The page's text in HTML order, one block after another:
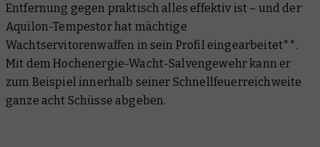
Entfernung gegen praktisch alles effektiv ist – und der
Aquilon-Tempestor hat mächtige
Wachtservitorenwaffen in sein Profil eingearbeitet**.
Mit dem Hochenergie-Wacht-Salvengewehr kann er
zum Beispiel innerhalb seiner Schnellfeuerreichweite
ganze acht Schüsse abgeben.